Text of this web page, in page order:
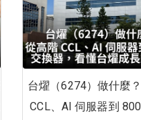
台燿（6274）做什麼
CCL、AI 伺服器到